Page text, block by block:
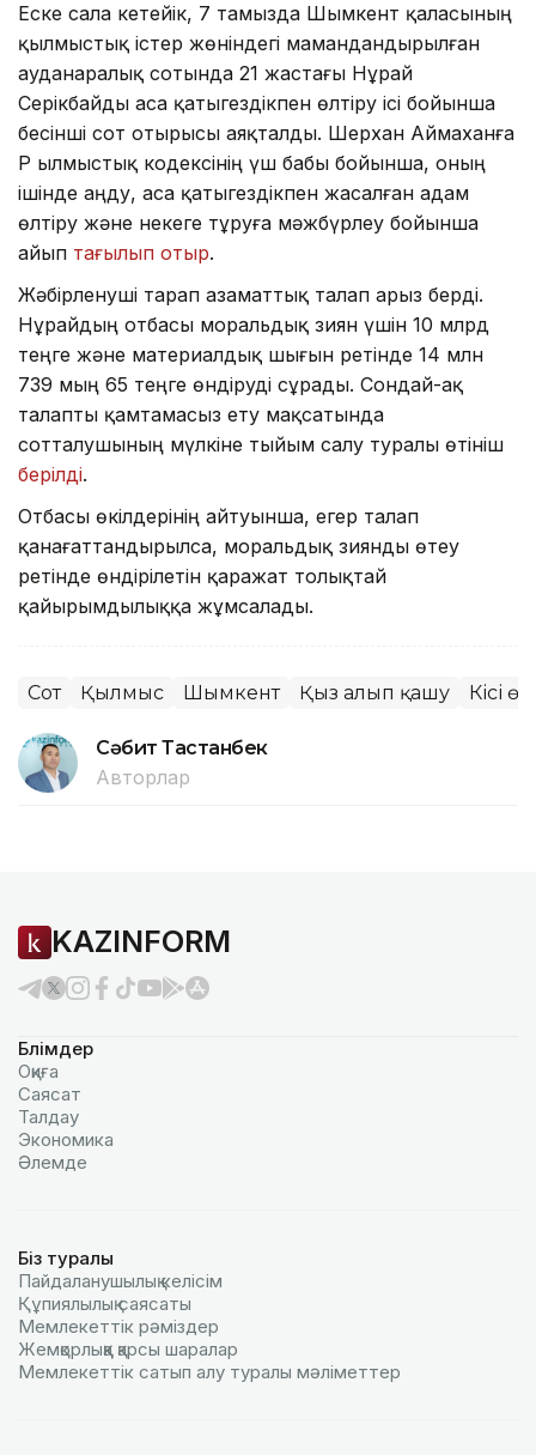
Еске сала кетейік, 7 тамызда Шымкент қаласының
қылмыстық істер жөніндегі мамандандырылған
ауданаралық сотында 21 жастағы Нұрай
Серікбайды аса қатыгездікпен өлтіру ісі бойынша
бесінші сот отырысы аяқталды. Шерхан Аймаханға
ҚР Қылмыстық кодексінің үш бабы бойынша, оның
ішінде аңду, аса қатыгездікпен жасалған адам
өлтіру және некеге тұруға мәжбүрлеу бойынша
айып тағылып отыр.
Жәбірленуші тарап азаматтық талап арыз берді.
Нұрайдың отбасы моральдық зиян үшін 10 млрд
теңге және материалдық шығын ретінде 14 млн
739 мың 65 теңге өндіруді сұрады. Сондай-ақ
талапты қамтамасыз ету мақсатында
сотталушының мүлкіне тыйым салу туралы өтініш
берілді.
Отбасы өкілдерінің айтуынша, егер талап
қанағаттандырылса, моральдық зиянды өтеу
ретінде өндірілетін қаражат толықтай
қайырымдылыққа жұмсалады.
Сот Қылмыс Шымкент Қыз алып қашу Кісі
Сәбит Тастанбек
Авторлар
KAZINFORM
Бөлімдер
Оқиға
Саясат
Талдау
Экономика
Әлемде
Біз туралы
Пайдаланушылық келiciм
Құпиялылық саясаты
Мемлекеттік рәміздер
Жемқорлыққа қарсы шаралар
Мемлекеттік сатып алу туралы мәлiметтер